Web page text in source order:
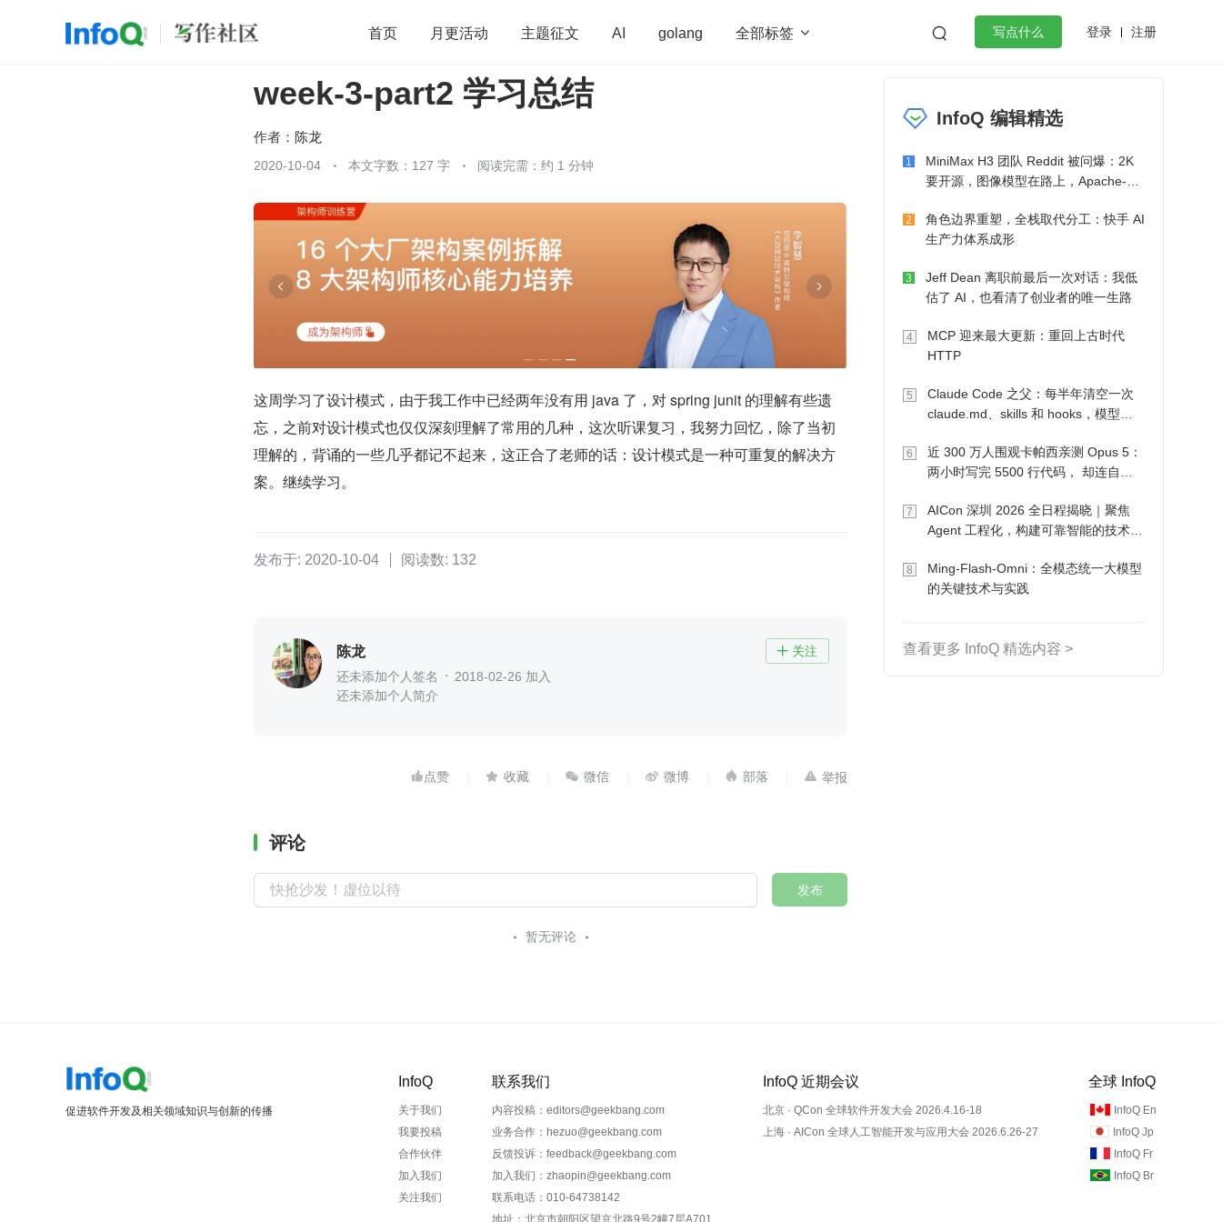
首页 月更活动 主题征文 AI golang 全部标签   写点什么 登录 注册
开源 架构 OpenHarmony 算法
团队管理 微服务架构 flutter
week-3-part2 学习总结
作者： 陈龙
2020-10-04 本文字数：127 字 阅读完需：约 1 分钟
这周学习了设计模式，由于我工作中已经两年没有用 java 了，对 spring junit 的理解有些遗
忘，之前对设计模式也仅仅深刻理解了常用的几种，这次听课复习，我努力回忆，除了当初
理解的，背诵的一些几乎都记不起来，这正合了老师的话：设计模式是一种可重复的解决方
案。继续学习。
发布于: 2020-10-04 阅读数: 132
陈龙  关注
还未添加个人签名
2018-02-26 加入
还未添加个人简介
     
评论
发布
暂无评论
InfoQ 编辑精选
1
MiniMax H3 团队 Reddit 被问爆：2K
要开源，图像模型在路上，Apache-2.0
2
角色边界重塑，全栈取代分工：快手 AI
生产力体系成形
3
Jeff Dean 离职前最后一次对话：我低
估了 AI，也看清了创业者的唯一生路
4
MCP 迎来最大更新：重回上古时代
HTTP
5
Claude Code 之父：每半年清空一次
claude.md、skills 和 hooks，模型自
6
近 300 万人围观卡帕西亲测 Opus 5：
两小时写完 5500 行代码， 却连自己
7
AICon 深圳 2026 全日程揭晓｜聚焦
Agent 工程化，构建可靠智能的技术路
8
Ming-Flash-Omni：全模态统一大模型
的关键技术与实践
查看更多 InfoQ 精选内容 >
促进软件开发及相关领域知识与创新的传播
InfoQ
关于我们
我要投稿
合作伙伴
加入我们
关注我们
联系我们
内容投稿：editors@geekbang.com
业务合作：hezuo@geekbang.com
反馈投诉：feedback@geekbang.com
加入我们：zhaopin@geekbang.com
联系电话：010-64738142
InfoQ 近期会议
北京 · QCon 全球软件开发大会 2026.4.16-18
上海 · AICon 全球人工智能开发与应用大会 2026.6.26-27
全球 InfoQ
InfoQ En
InfoQ Jp
InfoQ Fr
InfoQ Br